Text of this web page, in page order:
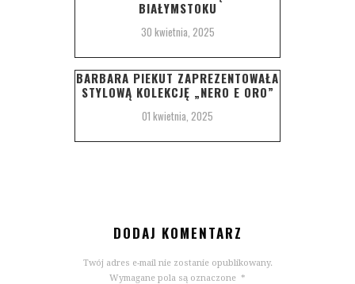
BIAŁYMSTOKU
30 kwietnia, 2025
BARBARA PIEKUT ZAPREZENTOWAŁA
STYLOWĄ KOLEKCJĘ „NERO E ORO”
01 kwietnia, 2025
DODAJ KOMENTARZ
Twój adres e-mail nie zostanie opublikowany.
Wymagane pola są oznaczone *